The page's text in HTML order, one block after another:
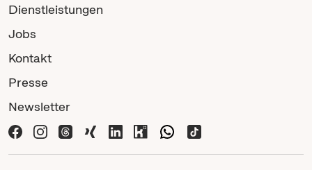
Dienstleistungen
Jobs
Kontakt
Presse
Newsletter